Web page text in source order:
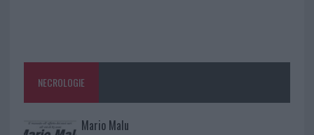
NECROLOGIE
Mario Malu